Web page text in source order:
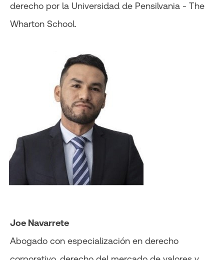
derecho por la Universidad de Pensilvania - The
Wharton School.
Joe Navarrete
Abogado con especialización en derecho